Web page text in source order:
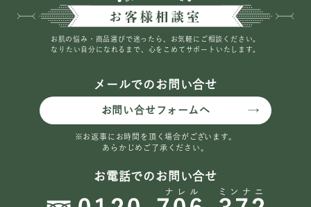
お肌の悩み・商品選びで迷ったら、お気軽にご相談ください。
なりたい自分になれるまで、心をこめてサポートいたします。
メールでのお問い合せ
お問い合せフォームへ
※お返事にお時間を頂く場合がございます。
あらかじめご了承ください。
お電話でのお問い合せ